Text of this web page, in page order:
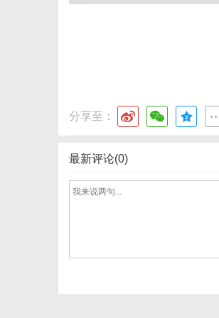
分享至：
最新评论(0)